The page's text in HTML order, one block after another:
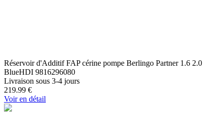
Réservoir d'Additif FAP cérine pompe Berlingo Partner 1.6 2.0
BlueHDI 9816296080
Livraison sous 3-4 jours
219.99 €
Voir en détail